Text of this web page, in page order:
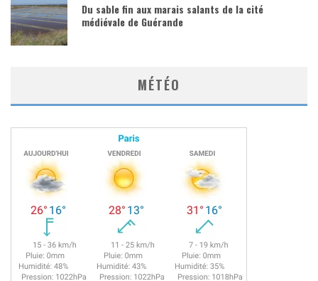
Du sable fin aux marais salants de la cité
médiévale de Guérande
MÉTÉO